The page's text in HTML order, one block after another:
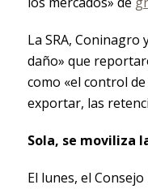
La SRA, Coninagro
daño» que
como «el control
exportar, las
Sola, se moviliza
El lunes, el